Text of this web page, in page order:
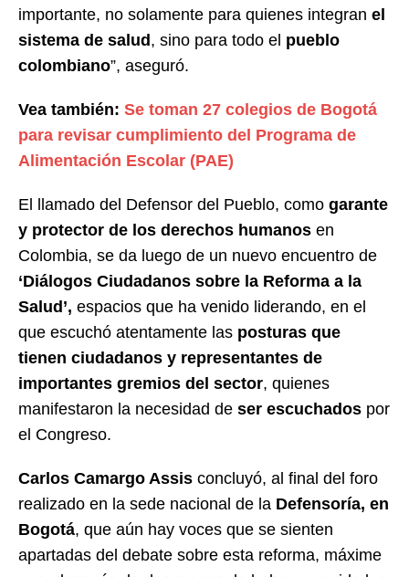
importante, no solamente para quienes integran el
sistema de salud , sino para todo el pueblo
colombiano”, aseguró.
Vea también: Se toman 27 colegios de Bogotá
para revisar cumplimiento del Programa de
Alimentación Escolar (PAE)
El llamado del Defensor del Pueblo, como garante
y protector de los derechos humanos en
Colombia, se da luego de un nuevo encuentro de
‘Diálogos Ciudadanos sobre la Reforma a la
Salud’, espacios que ha venido liderando, en el
que escuchó atentamente las posturas que
tienen ciudadanos y representantes de
importantes gremios del sector, quienes
manifestaron la necesidad de ser escuchados por
el Congreso.
Carlos Camargo Assis concluyó, al final del foro
realizado en la sede nacional de la Defensoría, en
Bogotá, que aún hay voces que se sienten
apartadas del debate sobre esta reforma, máxime